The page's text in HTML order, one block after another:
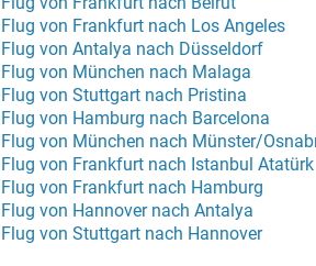
Flug von Frankfurt nach Los Angeles
Flug von Antalya nach Düsseldorf
Flug von München nach Malaga
Flug von Stuttgart nach Pristina
Flug von Hamburg nach Barcelona
Flug von Frankfurt nach Istanbul Atatürk
Flug von Frankfurt nach Hamburg
Flug von Hannover nach Antalya
Flug von Stuttgart nach Hannover